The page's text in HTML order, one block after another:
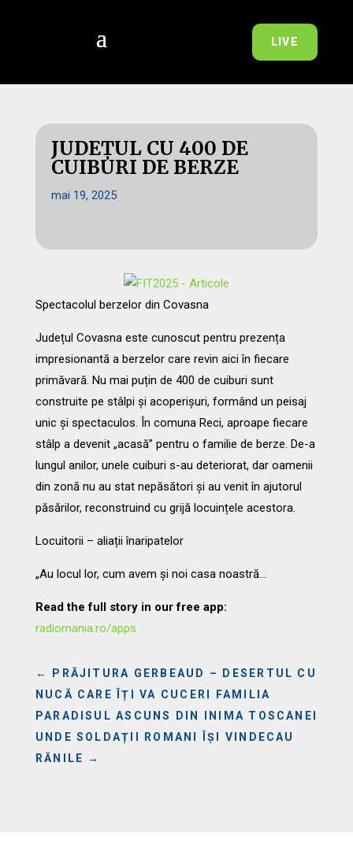
LIVE
JUDEȚUL CU 400 DE
CUIBURI DE BERZE
mai 19, 2025
Spectacolul berzelor din Covasna
Județul Covasna este cunoscut pentru prezența
impresionantă a berzelor care revin aici în fiecare
primăvară. Nu mai puțin de 400 de cuiburi sunt
construite pe stâlpi și acoperișuri, formând un peisaj
unic și spectaculos. În comuna Reci, aproape fiecare
stâlp a devenit „acasă” pentru o familie de berze. De-a
lungul anilor, unele cuiburi s-au deteriorat, dar oamenii
din zonă nu au stat nepăsători și au venit în ajutorul
păsărilor, reconstruind cu grijă locuințele acestora.
Locuitorii – aliații înaripatelor
„Au locul lor, cum avem și noi casa noastră…
Read the full story in our free app:
radiomania.ro/apps
←
PRĂJITURA GERBEAUD – DESERTUL CU
NUCĂ CARE ÎȚI VA CUCERI FAMILIA
PARADISUL ASCUNS DIN INIMA TOSCANEI
UNDE SOLDAȚII ROMANI ÎȘI VINDECAU
RĂNILE →